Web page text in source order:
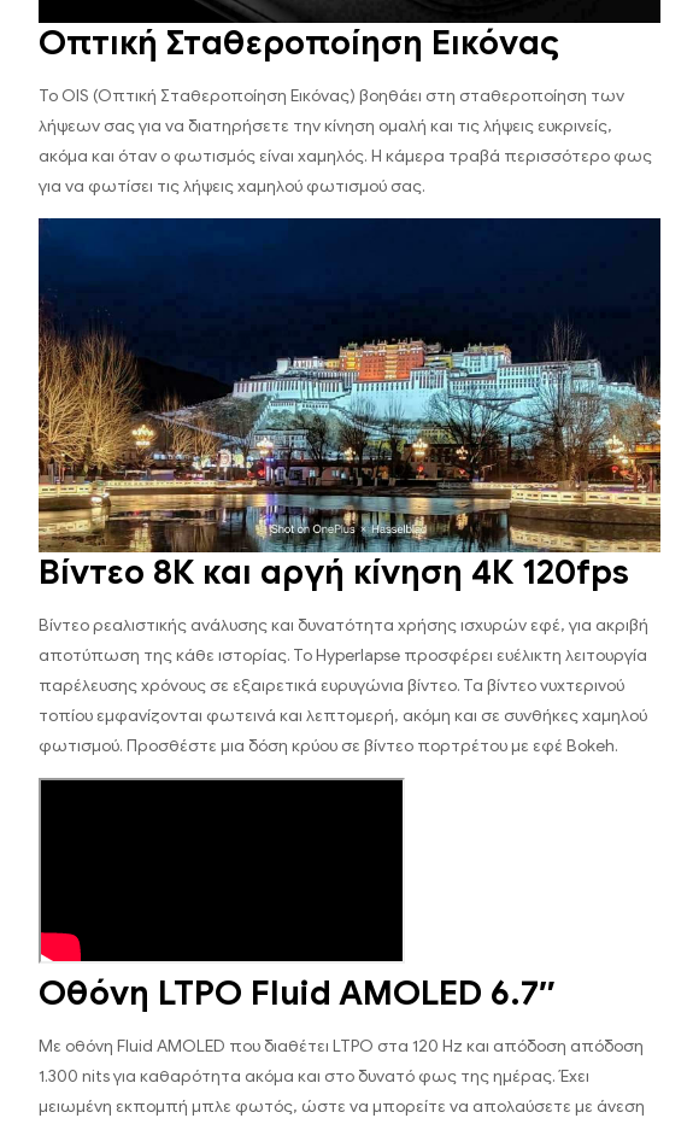
Οπτική Σταθεροποίηση Εικόνας
Το OIS (Οπτική Σταθεροποίηση Εικόνας) βοηθάει στη σταθεροποίηση των
λήψεων σας για να διατηρήσετε την κίνηση ομαλή και τις λήψεις ευκρινείς,
ακόμα και όταν ο φωτισμός είναι χαμηλός. Η κάμερα τραβά περισσότερο φως
για να φωτίσει τις λήψεις χαμηλού φωτισμού σας.
Βίντεο 8Κ και αργή κίνηση 4Κ 120fps
Βίντεο ρεαλιστικής ανάλυσης και δυνατότητα χρήσης ισχυρών εφέ, για ακριβή
αποτύπωση της κάθε ιστορίας. Το Hyperlapse προσφέρει ευέλικτη λειτουργία
παρέλευσης χρόνους σε εξαιρετικά ευρυγώνια βίντεο. Τα βίντεο νυχτερινού
τοπίου εμφανίζονται φωτεινά και λεπτομερή, ακόμη και σε συνθήκες χαμηλού
φωτισμού. Προσθέστε μια δόση κρύου σε βίντεο πορτρέτου με εφέ Bokeh.
Οθόνη LTPO Fluid AMOLED 6.7″
Με οθόνη Fluid AMOLED που διαθέτει LTPO στα 120 Hz και απόδοση απόδοση
1.300 nits για καθαρότητα ακόμα και στο δυνατό φως της ημέρας. Έχει
μειωμένη εκπομπή μπλε φωτός, ώστε να μπορείτε να απολαύσετε με άνεση